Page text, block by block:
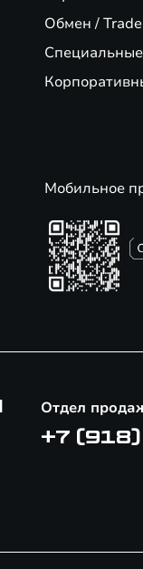
Обмен /
Мобильное
Отдел
+7